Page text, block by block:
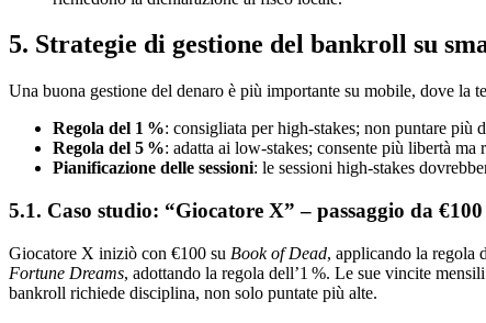
5. Strategie di gestione del bankroll su
Una buona gestione del denaro è più importante su mobile, dove la
Regola del 1 %: consigliata per high‑stakes; non puntare più
Regola del 5 %: adatta ai low‑stakes; consente più libertà
Pianificazione delle sessioni: le sessioni high‑stakes
5.1. Caso studio: “Giocatore X” – passaggio da
Giocatore X iniziò con €100 su Book of Dead, applicando la regola
Fortune Dreams, adottando la regola dell’1 %. Le sue vincite
bankroll richiede disciplina, non solo puntate più alte.